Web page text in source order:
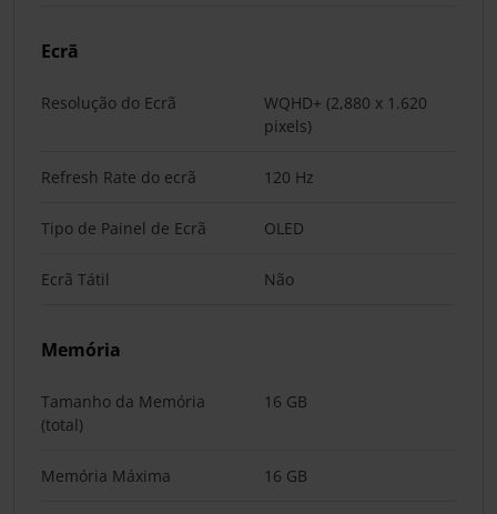
Ecrã
Resolução do Ecrã
WQHD+ (2,880 x 1.620
pixels)
Refresh Rate do ecrã 120 Hz
Tipo de Painel de Ecrã OLED
Ecrã Tátil Não
Memória
Tamanho da Memória
(total)
16 GB
Memória Máxima 16 GB